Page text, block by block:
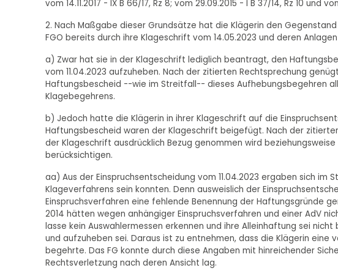
vom 14.11.2017 - IX B 66/17, Rz 8; vom 29.09.2015 - I B 37/14, Rz 10 und
2. Nach Maßgabe dieser Grundsätze hat die Klägerin den Gegenstand
FGO bereits durch ihre Klageschrift vom 14.05.2023 und deren
a) Zwar hat sie in der Klageschrift lediglich beantragt, den
vom 11.04.2023 aufzuheben. Nach der zitierten Rechtsprechung
Haftungsbescheid --wie im Streitfall-- dieses Aufhebungsbegehren
Klagebegehrens.
b) Jedoch hatte die Klägerin in ihrer Klageschrift auf die
Haftungsbescheid waren der Klageschrift beigefügt. Nach der
der Klageschrift ausdrücklich Bezug genommen wird
berücksichtigen.
aa) Aus der Einspruchsentscheidung vom 11.04.2023 ergaben sich
Klageverfahrens sein konnten. Denn ausweislich der
Einspruchsverfahren eine fehlende Benennung der Haftungsgründe
2014 hätten wegen anhängiger Einspruchsverfahren und einer AdV
lasse kein Auswahlermessen erkennen und ihre Alleinhaftung sei
und aufzuheben sei. Daraus ist zu entnehmen, dass die Klägerin
begehrte. Das FG konnte durch diese Angaben mit hinreichender
Rechtsverletzung nach deren Ansicht lag.